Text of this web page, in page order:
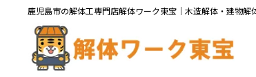
鹿児島市の解体工専門店解体ワーク東宝｜木造解体・建物